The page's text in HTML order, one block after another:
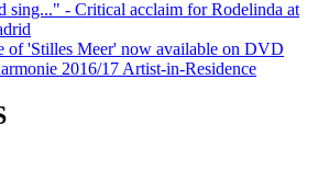
sing..." - Critical acclaim for Rodelinda at
of 'Stilles Meer' now available on DVD
2016/17 Artist-in-Residence